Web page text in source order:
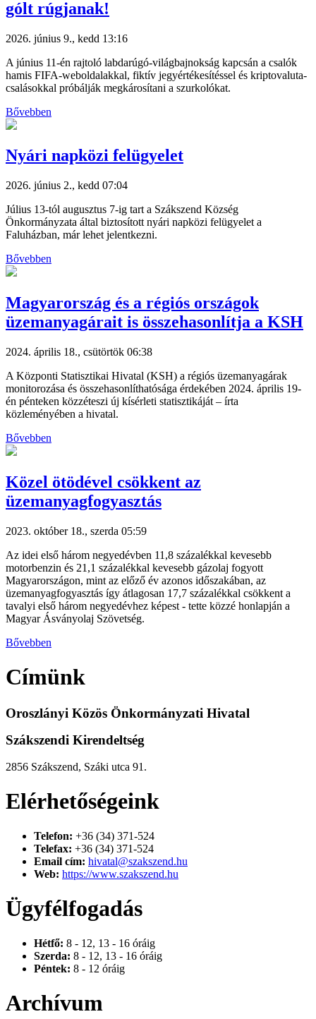
gólt rúgjanak!
2026. június 9., kedd 13:16
A június 11-én rajtoló labdarúgó-világbajnokság kapcsán a csalók
hamis FIFA-weboldalakkal, fiktív jegyértékesítéssel és kriptovaluta-
csalásokkal próbálják megkárosítani a szurkolókat.
Bővebben
Nyári napközi felügyelet
2026. június 2., kedd 07:04
Július 13-tól augusztus 7-ig tart a Szákszend Község
Önkormányzata által biztosított nyári napközi felügyelet a
Faluházban, már lehet jelentkezni.
Bővebben
Magyarország és a régiós országok
üzemanyagárait is összehasonlítja a KSH
2024. április 18., csütörtök 06:38
A Központi Statisztikai Hivatal (KSH) a régiós üzemanyagárak
monitorozása és összehasonlíthatósága érdekében 2024. április 19-
én pénteken közzéteszi új kísérleti statisztikáját – írta
közleményében a hivatal.
Bővebben
Közel ötödével csökkent az
üzemanyagfogyasztás
2023. október 18., szerda 05:59
Az idei első három negyedévben 11,8 százalékkal kevesebb
motorbenzin és 21,1 százalékkal kevesebb gázolaj fogyott
Magyarországon, mint az előző év azonos időszakában, az
üzemanyagfogyasztás így átlagosan 17,7 százalékkal csökkent a
tavalyi első három negyedévhez képest - tette közzé honlapján a
Magyar Ásványolaj Szövetség.
Bővebben
Címünk
Oroszlányi Közös Önkormányzati Hivatal
Szákszendi Kirendeltség
2856 Szákszend, Száki utca 91.
Elérhetőségeink
Telefon: +36 (34) 371-524
Telefax: +36 (34) 371-524
Email cím: hivatal@szakszend.hu
Web: https://www.szakszend.hu
Ügyfélfogadás
Hétfő: 8 - 12, 13 - 16 óráig
Szerda: 8 - 12, 13 - 16 óráig
Péntek: 8 - 12 óráig
Archívum